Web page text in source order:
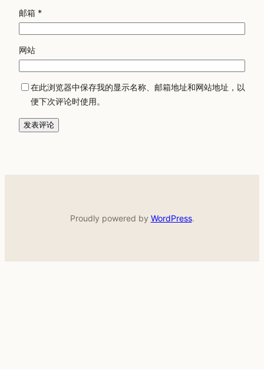
邮箱 *
网站
在此浏览器中保存我的显示名称、邮箱地址和网站地址，以
便下次评论时使用。
Proudly powered by WordPress.